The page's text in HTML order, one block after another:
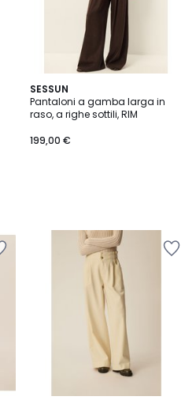
SESSUN
Pantaloni a gamba larga in
raso, a righe sottili, RIM
199,00 €